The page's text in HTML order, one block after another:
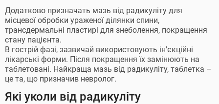
Додатково призначать мазь від радикуліту для
місцевої обробки ураженої ділянки спини,
трансдермальні пластирі для знеболення, покращення
стану пацієнта.
В гострій фазі, зазвичай використовують ін'єкційні
лікарські форми. Після покращення їх замінюють на
таблетовані. Найкраща мазь від радикуліту, таблетка –
це та, що призначив невролог.
Які уколи від радикуліту